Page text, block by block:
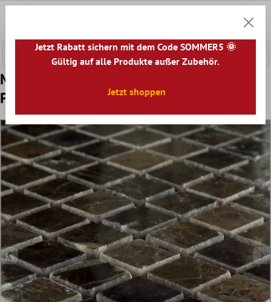
Muster von Mosaikfliesen Marmor Braun
Poliert
Jetzt Rabatt sichern mit dem Code SOMMER5 🌞
Gültig auf alle Produkte außer Zubehör.
Jetzt shoppen